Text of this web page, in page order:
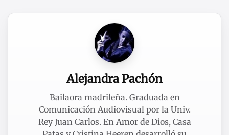
Alejandra Pachón
Bailaora madrileña. Graduada en
Comunicación Audiovisual por la Univ.
Rey Juan Carlos. En Amor de Dios, Casa